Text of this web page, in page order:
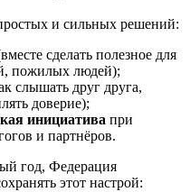
и сильных решений:
сделать полезное для
пожилых людей);
слышать друг друга,
доверие);
инициатива при
и партнёров.
год, Федерация
этот настрой: